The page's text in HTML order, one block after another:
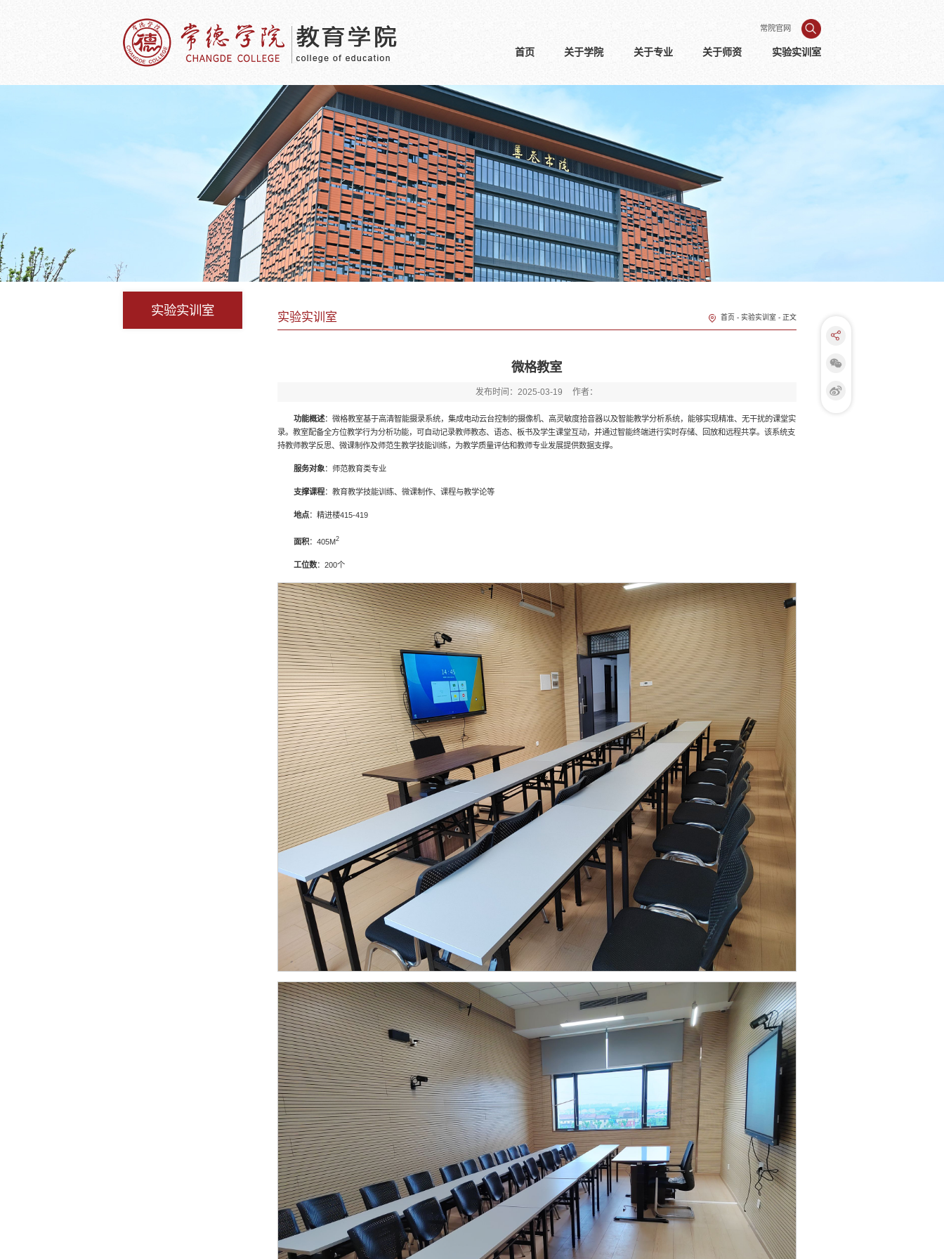
常院官网
首页 关于学院 关于专业 关于师资 实验实训室
实验实训室
实验实训室 首页 - 实验实训室- 正文
微格教室
发布时间：2025-03-19 作者：
功能概述：微格教室基于高清智能摄录系统，集成电动云台控制的摄像机、高灵敏度拾音器以及智能教学分析系统，能够实现精准、无干扰的课堂实
录。教室配备全方位教学行为分析功能，可自动记录教师教态、语态、板书及学生课堂互动，并通过智能终端进行实时存储、回放和远程共享。该系统支
持教师教学反思、微课制作及师范生教学技能训练，为教学质量评估和教师专业发展提供数据支撑。
服务对象：师范教育类专业
支撑课程：教育教学技能训练、微课制作、课程与教学论等
地点：精进楼415-419
面积：405M2
工位数：200个